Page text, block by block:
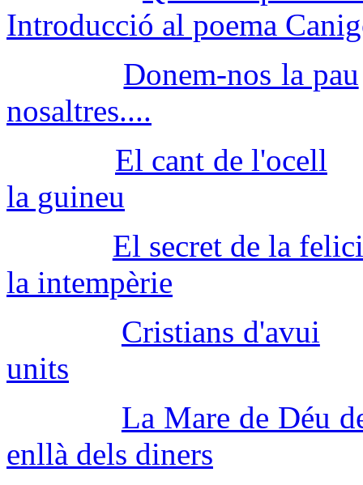
Introducció al poema
Donem-nos la pau
nosaltres....
El cant de l'ocell
la guineu
El secret de la
la intempèrie
Cristians d'avui
units
La Mare de Déu
enllà dels diners